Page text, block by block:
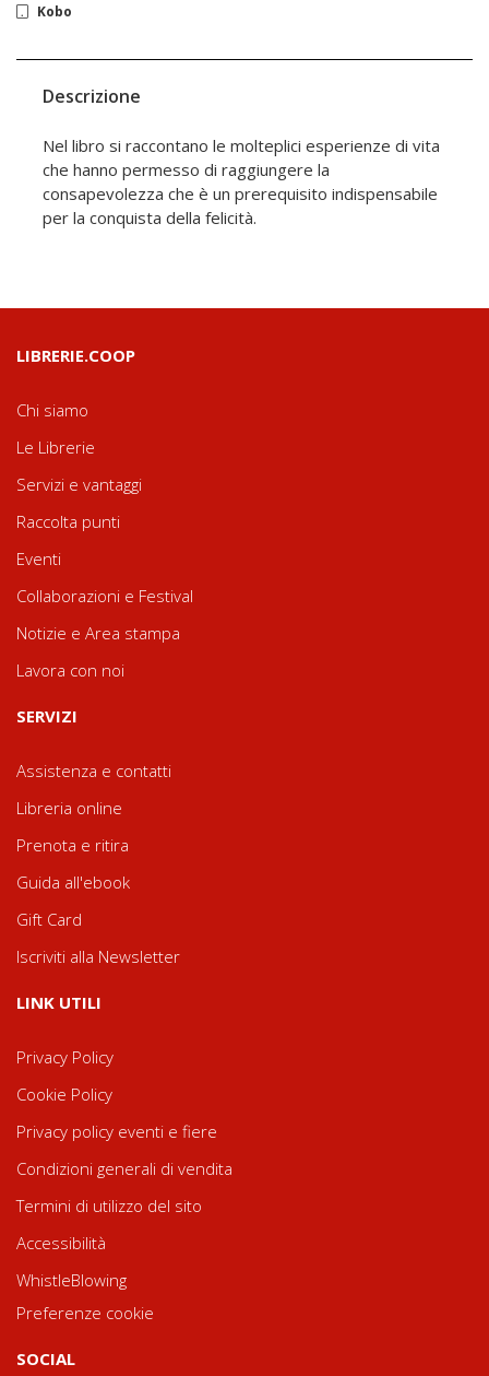
Kobo
Descrizione
Nel libro si raccontano le molteplici esperienze di vita
che hanno permesso di raggiungere la
consapevolezza che è un prerequisito indispensabile
per la conquista della felicità.
LIBRERIE.COOP
Chi siamo
Le Librerie
Servizi e vantaggi
Raccolta punti
Eventi
Collaborazioni e Festival
Notizie e Area stampa
Lavora con noi
SERVIZI
Assistenza e contatti
Libreria online
Prenota e ritira
Guida all'ebook
Gift Card
Iscriviti alla Newsletter
LINK UTILI
Privacy Policy
Cookie Policy
Privacy policy eventi e fiere
Condizioni generali di vendita
Termini di utilizzo del sito
Accessibilità
WhistleBlowing
Preferenze cookie
SOCIAL